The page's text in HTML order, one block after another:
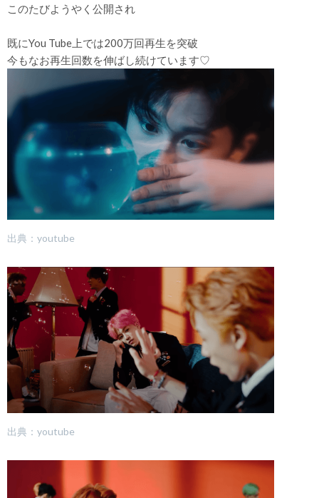
このたびようやく公開され
既にYou Tube上では200万回再生を突破
今もなお再生回数を伸ばし続けています♡
出典：youtube
出典：youtube